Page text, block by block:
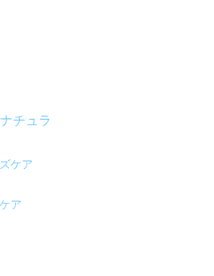
チュラ
ケア
ア